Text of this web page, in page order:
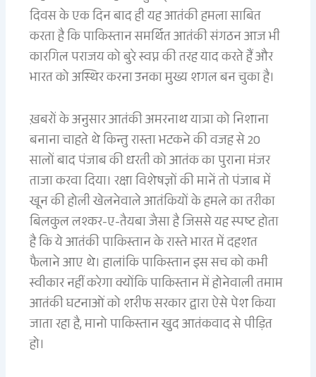
दिवस के एक दिन बाद ही यह आतंकी हमला साबित
करता है कि पाकिस्तान समर्थित आतंकी संगठन आज भी
कारगिल पराजय को बुरे स्वप्न की तरह याद करते हैं और
भारत को अस्थिर करना उनका मुख्य शगल बन चुका है।
ख़बरों के अनुसार आतंकी अमरनाथ यात्रा को निशाना
बनाना चाहते थे किन्तु रास्ता भटकने की वजह से 20
सालों बाद पंजाब की धरती को आतंक का पुराना मंजर
ताजा करवा दिया। रक्षा विशेषज्ञों की मानें तो पंजाब में
खून की होली खेलनेवाले आतंकियों के हमले का तरीका
बिलकुल लश्कर-ए-तैयबा जैसा है जिससे यह स्पष्ट होता
है कि ये आतंकी पाकिस्तान के रास्ते भारत में दहशत
फैलाने आए थे। हालांकि पाकिस्तान इस सच को कभी
स्वीकार नहीं करेगा क्योंकि पाकिस्तान में होनेवाली तमाम
आतंकी घटनाओं को शरीफ सरकार द्वारा ऐसे पेश किया
जाता रहा है, मानो पाकिस्तान खुद आतंकवाद से पीड़ित
हो।